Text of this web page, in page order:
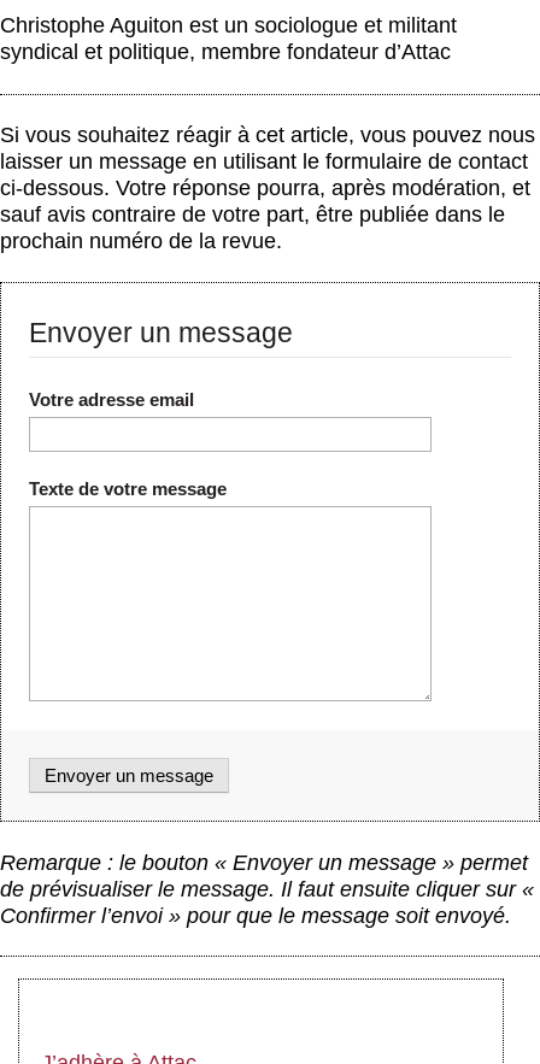
Christophe Aguiton est un sociologue et militant
syndical et politique, membre fondateur d’Attac
Si vous souhaitez réagir à cet article, vous pouvez nous
laisser un message en utilisant le formulaire de contact
ci-dessous. Votre réponse pourra, après modération, et
sauf avis contraire de votre part, être publiée dans le
prochain numéro de la revue.
Envoyer un message
Votre adresse email
Texte de votre message
Remarque : le bouton « Envoyer un message » permet
de prévisualiser le message. Il faut ensuite cliquer sur «
Confirmer l’envoi » pour que le message soit envoyé.